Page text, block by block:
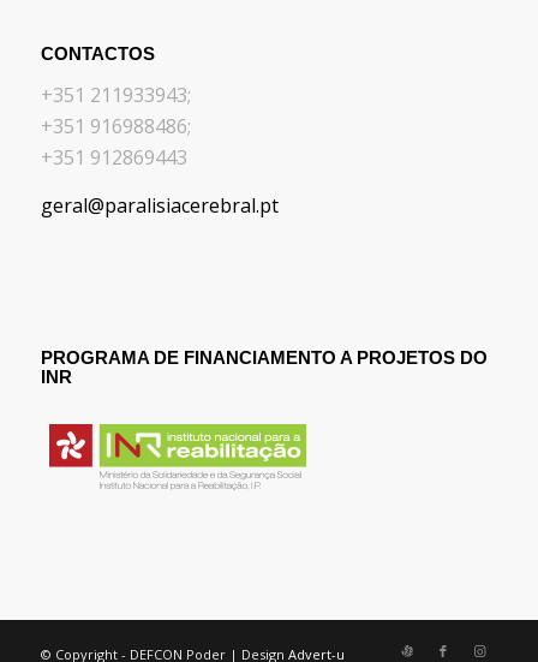
CONTACTOS
+351 211933943;
+351 916988486;
+351 912869443
geral@paralisiacerebral.pt
PROGRAMA DE FINANCIAMENTO A PROJETOS DO
INR
© Copyright - DEFCON Poder | Design Advert-u